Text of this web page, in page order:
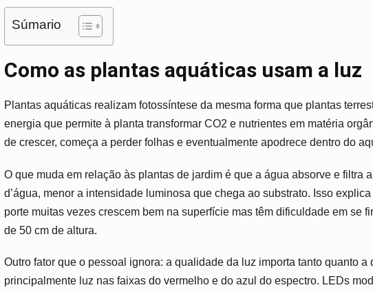
Súmario
Como as plantas aquáticas usam a luz
Plantas aquáticas realizam fotossíntese da mesma forma que plantas
energia que permite à planta transformar CO2 e nutrientes em matéria
de crescer, começa a perder folhas e eventualmente apodrece dentro do
O que muda em relação às plantas de jardim é que a água absorve e filtra
d’água, menor a intensidade luminosa que chega ao substrato. Isso
porte muitas vezes crescem bem na superfície mas têm dificuldade em se
de 50 cm de altura.
Outro fator que o pessoal ignora: a qualidade da luz importa tanto quanto
principalmente luz nas faixas do vermelho e do azul do espectro. LEDs